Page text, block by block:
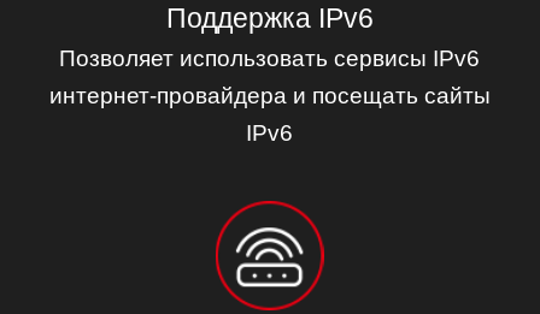
Поддержка IPv6
Позволяет использовать сервисы IPv6
интернет‑провайдера и посещать сайты
IPv6